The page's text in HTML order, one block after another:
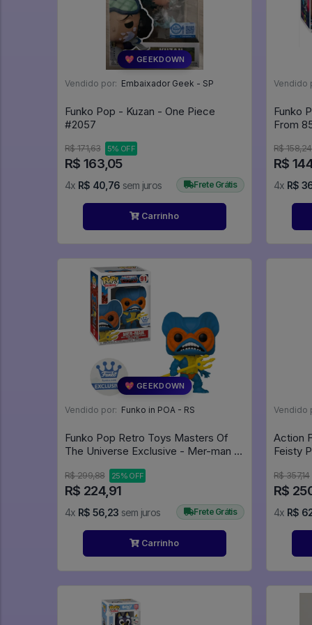
💖 GEEKDOWN
Vendido por: Embaixador Geek - SP
Funko Pop - Kuzan - One Piece
#2057
R$ 171,63 5% OFF
R$ 163,05
4x R$ 40,76 sem juros Frete Grátis
Carrinho
Vendido
Funko
From
R$ 158,24
R$
4x R$
💖 GEEKDOWN
Vendido por: Funko in POA - RS
Funko Pop Retro Toys Masters Of
The Universe Exclusive - Mer-man 91
R$ 299,88 25% OFF
R$ 224,91
4x R$ 56,23 sem juros Frete Grátis
Carrinho
Vendido
Action
Feisty
R$ 357,14
R$
4x R$